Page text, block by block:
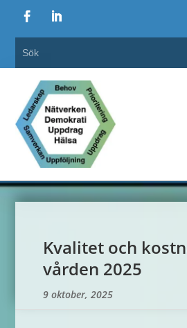
Kvalitet och
vården 2025
9 oktober, 2025